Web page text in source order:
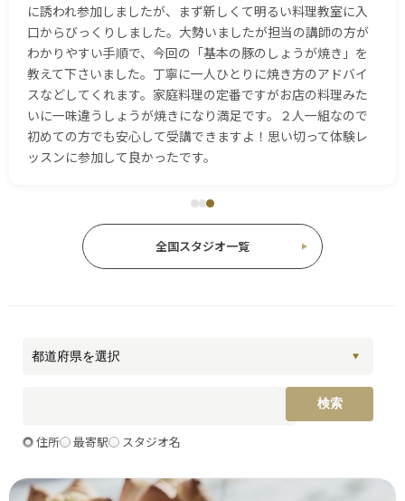
てでも安心ですからおすすめです。1day500円ですから、お
得感満載ですし、お料理だけではなく、お菓子やパンのコー
スもありましたから、迷ってしまいました。私はレモンブラ
ンを選びました！上手にできましたから大満足しました！他
のメニューも気になるので、また行きたいと感じました！
に誘われ参加しましたが、まず新しくて明るい料理教室に入
口からびっくりしました。大勢いましたが担当の講師の方が
わかりやすい手順で、今回の「基本の豚のしょうが焼き」を
教えて下さいました。丁寧に一人ひとりに焼き方のアドバイ
スなどしてくれます。家庭料理の定番ですがお店の料理みた
いに一味違うしょうが焼きになり満足です。２人一組なので
初めての方でも安心して受講できますよ！思い切って体験レ
ッスンに参加して良かったです。
全国スタジオ一覧
住所 最寄駅 スタジオ名